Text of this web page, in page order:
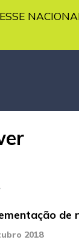
2018